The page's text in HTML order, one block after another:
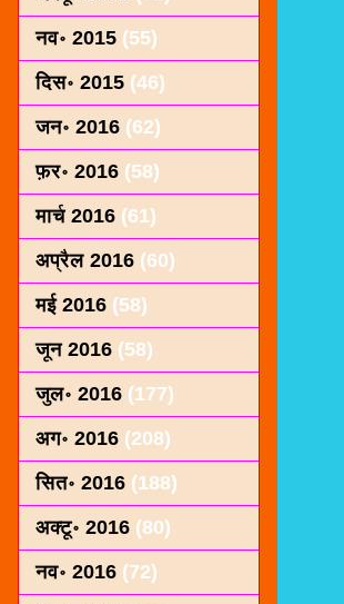
नव॰ 2015 (55)
दिस॰ 2015 (46)
जन॰ 2016 (62)
फ़र॰ 2016 (58)
मार्च 2016 (61)
अप्रैल 2016 (60)
मई 2016 (58)
जून 2016 (58)
जुल॰ 2016 (177)
अग॰ 2016 (208)
सित॰ 2016 (188)
अक्टू॰ 2016 (80)
नव॰ 2016 (72)